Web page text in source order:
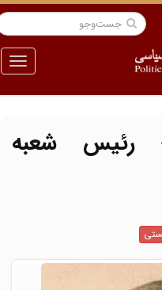
منو
رئیس شعبه